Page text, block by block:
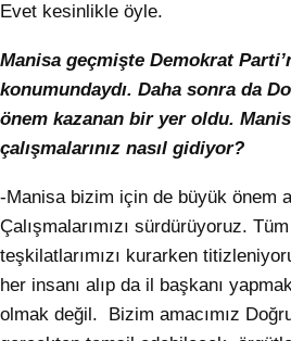
Evet kesinlikle öyle.
Manisa geçmişte Demokrat
konumundaydı. Daha sonra da
önem kazanan bir yer oldu.
çalışmalarınız nasıl gidiyor?
-Manisa bizim için de büyük önem
Çalışmalarımızı sürdürüyoruz.
teşkilatlarımızı kurarken
her insanı alıp da il başkanı
olmak değil. Bizim amacımız